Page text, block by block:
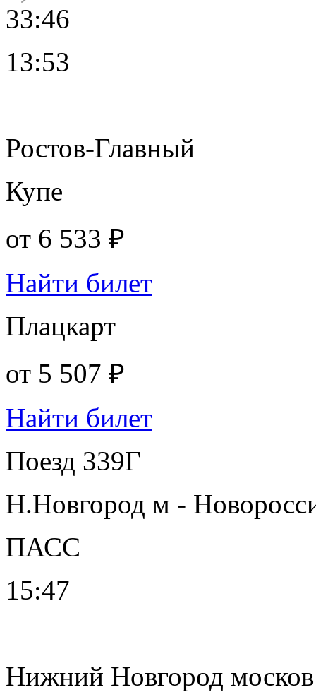
33:46
13:53
Ростов-Главный
Купе
от 6 533 ₽
Найти билет
Плацкарт
от 5 507 ₽
Найти билет
Поезд 339Г
Н.Новгород м -
ПАСС
15:47
Нижний Новгород москов